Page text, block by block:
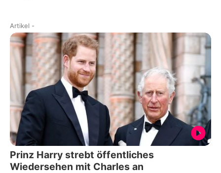
Artikel -
Prinz Harry strebt öffentliches
Wiedersehen mit Charles an